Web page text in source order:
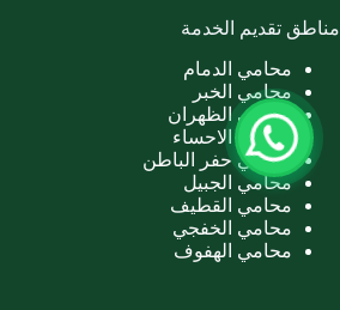
مناطق تقديم الخدمة
محامي الدمام
محامي الخبر
محامي الظهران
محامي الاحساء
محامي حفر الباطن
محامي الجبيل
محامي القطيف
محامي الخفجي
محامي الهفوف